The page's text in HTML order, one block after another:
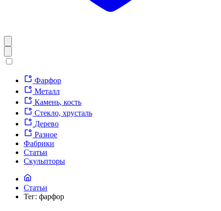
Фарфор
Металл
Камень, кость
Стекло, хрусталь
Дерево
Разное
Фабрики
Статьи
Скульпторы
Статьи
Тег: фарфор